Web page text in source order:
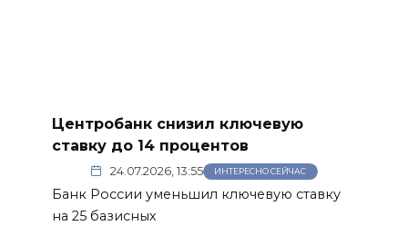
Центробанк снизил ключевую
ставку до 14 процентов
24.07.2026, 13:55 ИНТЕРЕСНО СЕЙЧАС
Банк России уменьшил ключевую ставку
на 25 базисных